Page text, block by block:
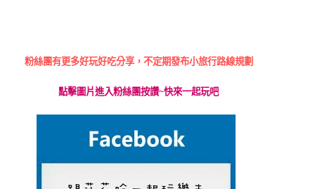
粉絲團有更多好玩好吃分享，不定期發布小旅行路線規劃
點擊圖片進入粉絲團按讚~快來一起玩吧